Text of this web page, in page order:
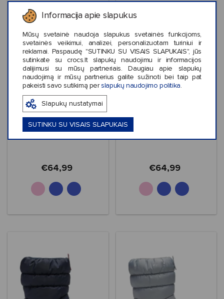
Informacija apie slapukus
Mūsų svetainė naudoja slapukus svetainės funkcijoms,
svetainės veikimui, analizei, personalizuotam turiniui ir
reklamai. Paspaudę "SUTINKU SU VISAIS SLAPUKAIS", jūs
sutinkate su crocs.lt slapukų naudojimu ir informacijos
dalijimusi su mūsų partneriais. Daugiau apie slapukų
naudojimą ir mūsų partnerius galite sužinoti bei taip pat
pakeisti savo sutikimą per slapukų naudojimo politika
Slapukų nustatymai
SUTINKU SU VISAIS SLAPUKAIS
Crocs™ Classic Neo
207684
€64,99 €64,99